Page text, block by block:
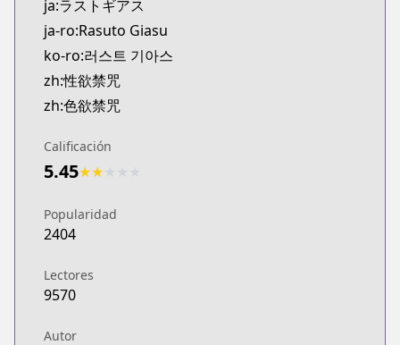
CDJapan
CDJapan
https://www.anime-planet.com/manga/https://
MangaUpdates
MangaUpdates
Book☆Walker
Book☆Walker
Official English
Official English
ja:ラストギアス
ja-ro:Rasuto Giasu
ko-ro:러스트 기아스
zh:性欲禁咒
zh:色欲禁咒
Calificación
5.45★★
Popularidad
2404
Lectores
9570
Autor